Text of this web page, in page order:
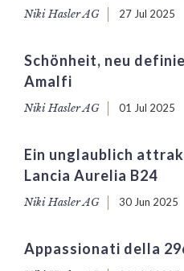
Niki Hasler AG 27 Jul 2025
Schönheit, neu
Amalfi
Niki Hasler AG 01 Jul 2025
Ein unglaublich
Lancia Aurelia B24
Niki Hasler AG 30 Jun 2025
Appassionati della